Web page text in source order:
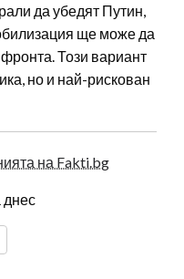
да убедят Путин,
ще може да
Този вариант
но и най-рискован
на Fakti.bg
днес